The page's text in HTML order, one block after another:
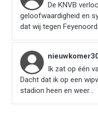
De KNVB
geloofwaardigheid en
dat wij tegen
Ik zat op één
Dacht dat ik op een
stadion heen en weer...